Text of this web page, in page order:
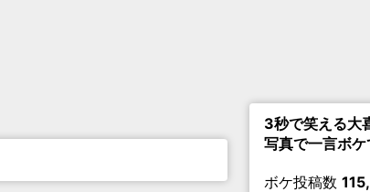
3秒で笑える大
写真で一言ボ
ボケ投稿数